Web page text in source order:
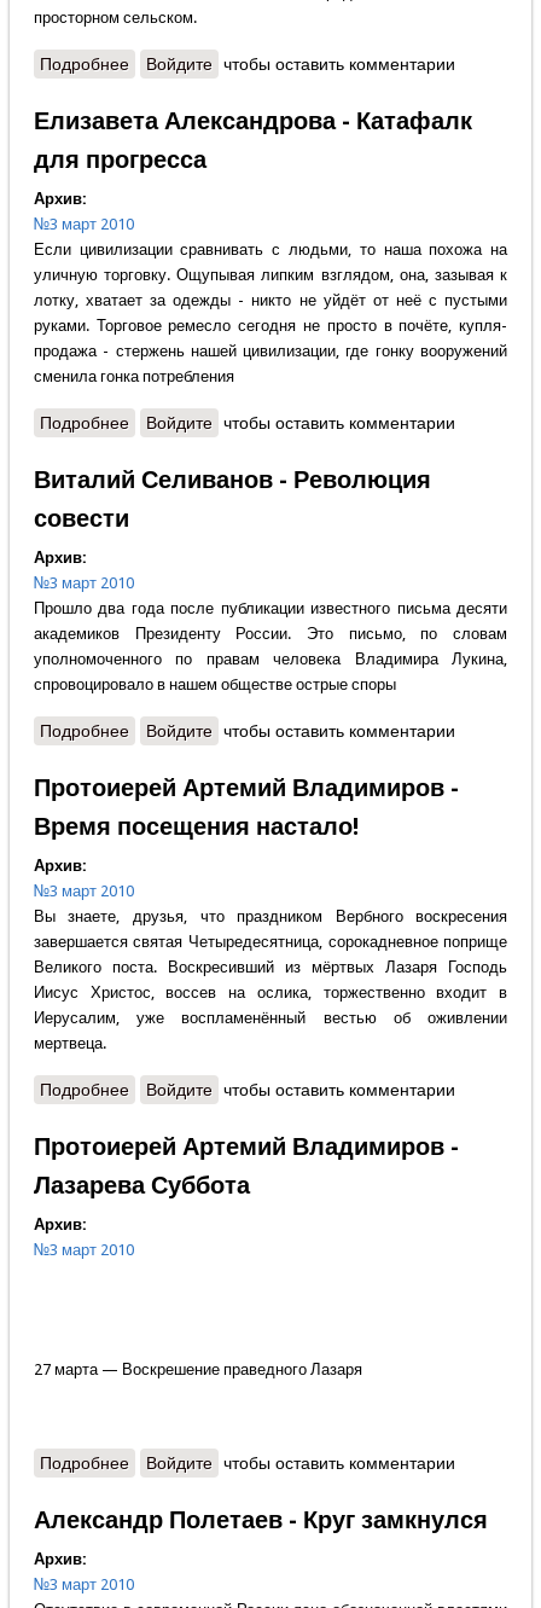
просторном сельском.
Подробнеео Владимир Крупин «...И О ВСЕХ, КОГО НЕКОМУ
Войдите чтобы оставить комментарии
Елизавета Александрова - Катафалк
для прогресса
Архив:
№3 март 2010
Если цивилизации сравнивать с людьми, то наша похожа на
уличную торговку. Ощупывая липким взглядом, она, зазывая к
лотку, хватает за одежды - никто не уйдёт от неё с пустыми
руками. Торговое ремесло сегодня не просто в почёте, купля-
продажа - стержень нашей цивилизации, где гонку вооружений
сменила гонка потребления
Подробнеео Елизавета Александрова - Катафалк для
Войдите чтобы оставить комментарии
Виталий Селиванов - Революция
совести
Архив:
№3 март 2010
Прошло два года после публикации известного письма десяти
академиков Президенту России. Это письмо, по словам
уполномоченного по правам человека Владимира Лукина,
спровоцировало в нашем обществе острые споры
Подробнеео Виталий Селиванов - Революция совести
Войдите чтобы оставить комментарии
Протоиерей Артемий Владимиров -
Время посещения настало!
Архив:
№3 март 2010
Вы знаете, друзья, что праздником Вербного воскресения
завершается святая Четыредесятница, сорокадневное поприще
Великого поста. Воскресивший из мёртвых Лазаря Господь
Иисус Христос, воссев на ослика, торжественно входит в
Иерусалим, уже воспламенённый вестью об оживлении
мертвеца.
Подробнеео Протоиерей Артемий Владимиров - Время
Войдите чтобы оставить комментарии
Протоиерей Артемий Владимиров -
Лазарева Суббота
Архив:
№3 март 2010
27 марта — Воскрешение праведного Лазаря
Подробнеео Протоиерей Артемий Владимиров - Лазарева
Войдите чтобы оставить комментарии
Александр Полетаев - Круг замкнулся
Архив:
№3 март 2010